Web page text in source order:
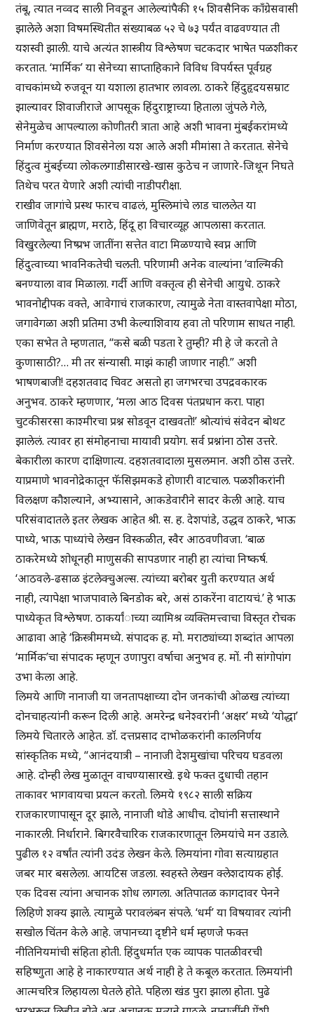
तंबू, त्यात नव्वद साली निवडून आलेल्यांपैकी १५ शिवसैनिक काँग्रेसवासी
झालेले अशा विषमस्थितीत संख्याबळ ५२ चे ७३ पर्यंत वाढवण्यात ती
यशस्वी झाली. याचे अत्यंत शास्त्रीय विश्लेषण चटकदार भाषेत पळशीकर
करतात. ‘मार्मिक’ या सेनेच्या साप्ताहिकाने विविध विपर्यस्त पूर्वग्रह
वाचकांमध्ये रुजवून या यशाला हातभार लावला. ठाकरे हिंदुहृदयसम्राट
झाल्यावर शिवाजीराजे आपसूक हिंदुराष्ट्राच्या हिताला जुंपले गेले,
सेनेमुळेच आपल्याला कोणीतरी त्राता आहे अशी भावना मुंबईकरांमध्ये
निर्माण करण्यात शिवसेनेला यश आले अशी मीमांसा ते करतात. सेनेचे
हिंदुत्व मुंबईच्या लोकलगाडीसारखे-खास कुठेच न जाणारे-जिथून निघते
तिथेच परत येणारे अशी त्यांची नाडीपरीक्षा.
राखीव जागांचे प्रस्थ फारच वाढलं, मुस्लिमांचे लाड चाललेत या
जाणिवेतून ब्राह्मण, मराठे, हिंदू हा विचारव्यूह आपलासा करतात.
विखुरलेल्या निष्प्रभ जातींना सत्तेत वाटा मिळण्याचे स्वप्न आणि
हिंदुत्वाच्या भावनिकतेची चलती. परिणामी अनेक वाल्यांना ‘वाल्मिकी
बनण्याला वाव मिळाला. गर्दी आणि वक्तृत्व ही सेनेची आयुधे. ठाकरे
भावनोद्दीपक वक्ते, आवेगाचं राजकारण, त्यामुळे नेता वास्तवापेक्षा मोठा,
जगावेगळा अशी प्रतिमा उभी केल्याशिवाय हवा तो परिणाम साधत नाही.
एका सभेत ते म्हणतात, “कसे बळी पडता रे तुम्ही? मी हे जे करतो ते
कुणासाठी?… मी तर संन्यासी. माझं काही जाणार नाही.” अशी
भाषणबाजी! दहशतवाद चिवट असतो हा जगभरचा उपद्रवकारक
अनुभव. ठाकरे म्हणणार, ‘मला आठ दिवस पंतप्रधान करा. पाहा
चुटकीसरसा काश्मीरचा प्रश्न सोडवून दाखवतो!’ श्रोत्यांचं संवेदन बोथट
झालेलं. त्यावर हा संमोहनाचा मायावी प्रयोग. सर्व प्रश्नांना ठोस उत्तरे.
बेकारीला कारण दाक्षिणात्य. दहशतवादाला मुसलमान. अशी ठोस उत्तरे.
याप्रमाणे भावनोद्रेकातून फॅसिझमकडे होणारी वाटचाल. पळशीकरांनी
विलक्षण कौशल्याने, अभ्यासाने, आकडेवारीने सादर केली आहे. याच
परिसंवादातले इतर लेखक आहेत श्री. स. ह. देशपांडे, उद्धव ठाकरे, भाऊ
पाध्ये, भाऊ पाध्यांचे लेखन विस्कळीत, स्वैर आठवणीवजा. ‘बाळ
ठाकरेमध्ये शोधूनही माणुसकी सापडणार नाही हा त्यांचा निष्कर्ष.
‘आठवले-ढसाळ इंटलेक्चुअल्स. त्यांच्या बरोबर युती करण्यात अर्थ
नाही, त्यापेक्षा भाजपावाले बिनडोक बरे, असं ठाकरेंना वाटायचं.’ हे भाऊ
पाध्येकृत विश्लेषण. ठाकर्यांाच्या व्यामिश्र व्यक्तिमत्त्वाचा विस्तृत रोचक
आढावा आहे ‘क्रिस्त्रीममध्ये. संपादक ह. मो. मराठ्यांच्या शब्दांत आपला
‘मार्मिक’चा संपादक म्हणून उणापुरा वर्षाचा अनुभव ह. मों. नी सांगोपांग
उभा केला आहे.
लिमये आणि नानाजी या जनतापक्षाच्या दोन जनकांची ओळख त्यांच्या
दोनचाहत्यांनी करून दिली आहे. अमरेन्द्र धनेश्वरांनी ‘अक्षर’ मध्ये ‘योद्धा’
लिमये चितारले आहेत. डॉ. दत्तप्रसाद दाभोळकरांनी कालनिर्णय
सांस्कृतिक मध्ये, “आनंदयात्री – नानाजी देशमुखांचा परिचय घडवला
आहे. दोन्ही लेख मुळातून वाचण्यासारखे. इथे फक्त दुधाची तहान
ताकावर भागवायचा प्रयत्न करतो. लिमये १९८२ साली सक्रिय
राजकारणापासून दूर झाले, नानाजी थोडे आधीच. दोघांनी सत्तास्थाने
नाकारली. निर्धाराने. बिगरवैचारिक राजकारणातून लिमयांचे मन उडाले.
पुढील १२ वर्षांत त्यांनी उदंड लेखन केले. लिमयांना गोवा सत्याग्रहात
जबर मार बसलेला. आयटिस जडला. स्वहस्ते लेखन क्लेशदायक होई.
एक दिवस त्यांना अचानक शोध लागला. अतिपातळ कागदावर पेनने
लिहिणे शक्य झाले. त्यामुळे परावलंबन संपले. ‘धर्म’ या विषयावर त्यांनी
सखोल चिंतन केले आहे. जपानच्या दृष्टीने धर्म म्हणजे फक्त
नीतिनियमांची संहिता होती. हिंदुधर्मात एक व्यापक पातळीवरची
सहिष्णुता आहे हे नाकारण्यात अर्थ नाही हे ते कबूल करतात. लिमयांनी
आत्मचरित्र लिहायला घेतले होते. पहिला खंड पुरा झाला होता. पुढे